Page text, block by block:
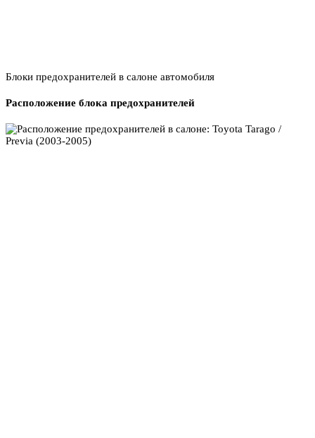
Блоки предохранителей в салоне автомобиля
Расположение блока предохранителей